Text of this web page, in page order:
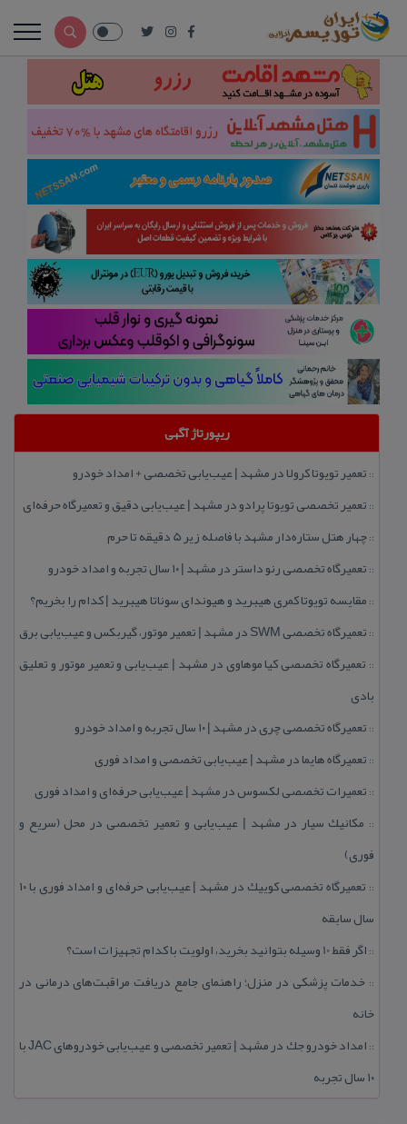
ریپورتاژ آگهی
:: تعمیر تویوتا كرولا در مشهد | عیب‌یابی تخصصی + امداد خودرو
:: تعمیر تخصصی تویوتا پرادو در مشهد | عیب‌یابی دقیق و تعمیرگاه حرفه‌ای
::چهار هتل‌ ستاره‌دار مشهد با فاصله زیر 5 دقیقه تا حرم
:: تعمیرگاه تخصصی رنو داستر در مشهد | ۱۰ سال تجربه و امداد خودرو
:: مقایسه تویوتا كمری هیبرید و هیوندای سوناتا هیبرید | كدام را بخریم؟
:: تعمیرگاه تخصصی SWM در مشهد | تعمیر موتور، گیربكس و عیب‌یابی برق
:: تعمیرگاه تخصصی كیا موهاوی در مشهد | عیب‌یابی و تعمیر موتور و تعلیق
بادی
:: تعمیرگاه تخصصی چری در مشهد | ۱۰ سال تجربه و امداد خودرو
:: تعمیرگاه هایما در مشهد | عیب‌یابی تخصصی و امداد فوری
:: تعمیرات تخصصی لكسوس در مشهد | عیب‌یابی حرفه‌ای و امداد فوری
:: مكانیك سیار در مشهد | عیب‌یابی و تعمیر تخصصی در محل (سریع و
فوری)
::
تعمیرگاه تخصصی كوییك در مشهد | عیب‌یابی حرفه‌ای و امداد فوری با ۱۰
سال سابقه
:: اگر فقط 10 وسیله بتوانید بخرید، اولویت با كدام تجهیزات است؟
:: خدمات پزشكی در منزل؛ راهنمای جامع دریافت مراقبت‌های درمانی در
خانه
::
امداد خودرو جك در مشهد | تعمیر تخصصی و عیب‌یابی خودروهای JAC با
۱۰ سال تجربه